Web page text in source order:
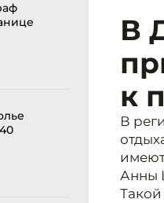
В
к
В
Анны
Такой